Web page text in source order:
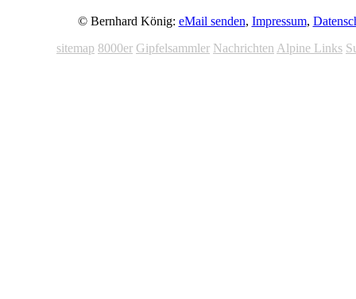
© Bernhard König: eMail senden, Impressum,
sitemap 8000er Gipfelsammler Nachrichten Alpine Links